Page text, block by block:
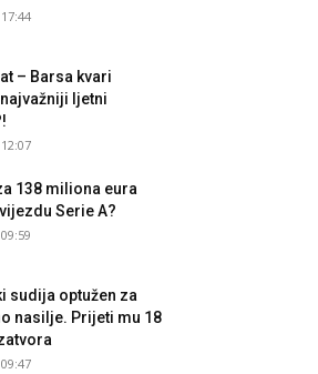
– Barsa kvari
ljetni
138 miliona eura
Serie A?
sudija optužen za
nasilje. Prijeti mu 18